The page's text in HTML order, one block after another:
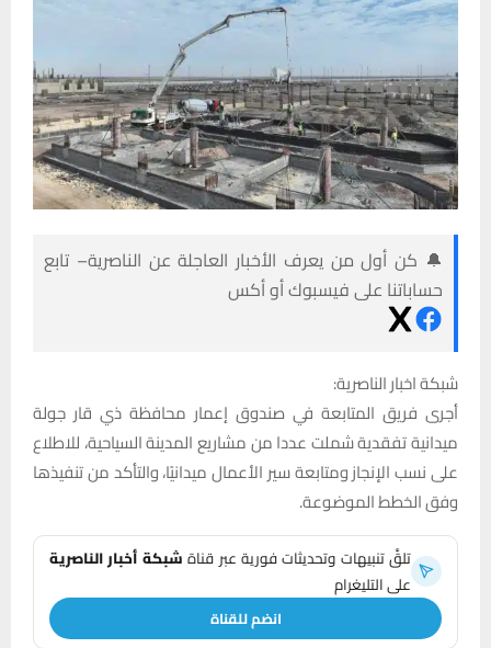
🔔 كن أول من يعرف الأخبار العاجلة عن الناصرية– تابع
حساباتنا على فيسبوك أو أكس
شبكة اخبار الناصرية:
أجرى فريق المتابعة في صندوق إعمار محافظة ذي قار جولة
ميدانية تفقدية شملت عددا من مشاريع المدينة السياحية، للاطلاع
على نسب الإنجاز ومتابعة سير الأعمال ميدانيًا، والتأكد من تنفيذها
وفق الخطط الموضوعة.
تلقَّ تنبيهات وتحديثات فورية عبر قناةشبكة أخبار الناصرية
على التليغرام
انضم للقناة